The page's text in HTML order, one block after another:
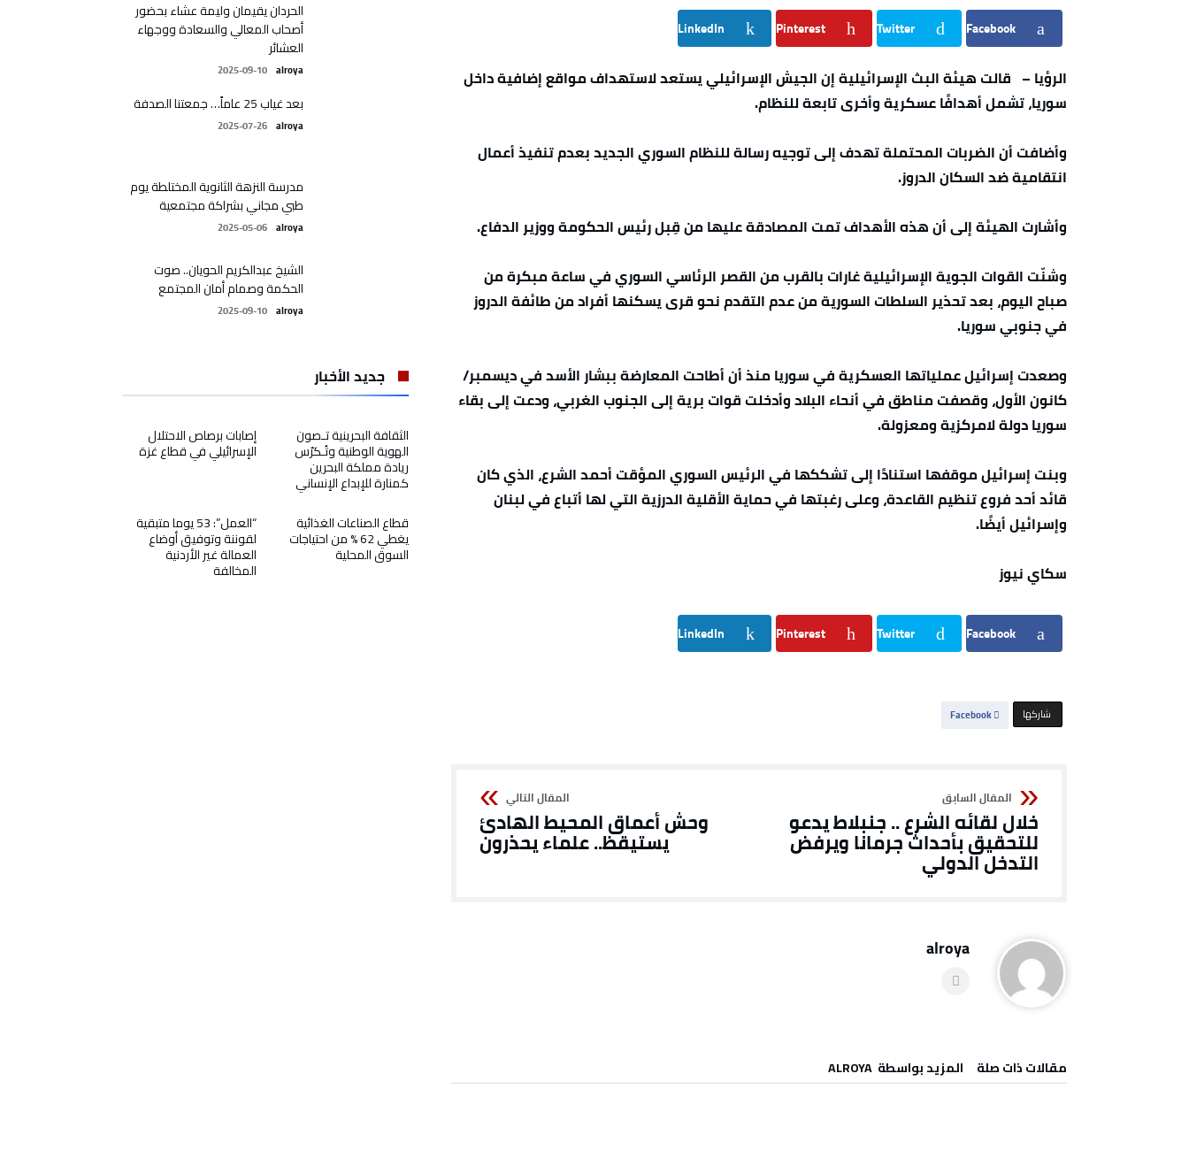
Facebook
Twitter
Pinterest
LinkedIn
الرؤيا – قالت هيئة البث الإسرائيلية إن الجيش الإسرائيلي يستعد لاستهداف مواقع إضافية داخل
سوريا، تشمل أهدافًا عسكرية وأخرى تابعة للنظام.
وأضافت أن الضربات المحتملة تهدف إلى توجيه رسالة للنظام السوري الجديد بعدم تنفيذ أعمال
انتقامية ضد السكان الدروز.
وأشارت الهيئة إلى أن هذه الأهداف تمت المصادقة عليها من قِبل رئيس الحكومة ووزير الدفاع.
وشنّت القوات الجوية الإسرائيلية غارات بالقرب من القصر الرئاسي السوري في ساعة مبكرة من
صباح اليوم، بعد تحذير السلطات السورية من عدم التقدم نحو قرى يسكنها أفراد من طائفة الدروز
في جنوبي سوريا.
وصعدت إسرائيل عملياتها العسكرية في سوريا منذ أن أطاحت المعارضة ببشار الأسد في ديسمبر/
كانون الأول، وقصفت مناطق في أنحاء البلاد وأدخلت قوات برية إلى الجنوب الغربي، ودعت إلى بقاء
سوريا دولة لامركزية ومعزولة.
وبنت إسرائيل موقفها استنادًا إلى تشككها في الرئيس السوري المؤقت أحمد الشرع، الذي كان
قائد أحد فروع تنظيم القاعدة، وعلى رغبتها في حماية الأقلية الدرزية التي لها أتباع في لبنان
وإسرائيل أيضًا.
سكاي نيوز
Facebook
Twitter
Pinterest
LinkedIn
‫‫ شاركها‬ Facebook
خلال لقائه الشرع .. جنبلاط يدعو
للتحقيق بأحداث جرمانا ويرفض
التدخل الدولي
وحش أعماق المحيط الهادئ
يستيقظ.. علماء يحذرون
alroya
‫مقالات ذات صلة‬ ‫‫المزيد بواسطة‬ ‬ ALROYA
الحردان يقيمان وليمة عشاء بحضور
أصحاب المعالي والسعادة ووجهاء
العشائر
alroya
2025-09-10
بعد غياب 25 عاماً… جمعتنا الصدفة
alroya
2025-07-26
مدرسة النزهة الثانوية المختلطة يوم
طبي مجاني بشراكة مجتمعية
alroya
2025-05-06
الشيخ عبدالكريم الحويان.. صوت
الحكمة وصمام أمان المجتمع
alroya
2025-09-10
جديد الأخبار
إصابات برصاص الاحتلال
الإسرائيلي في قطاع غزة
الثقافة البحرينية تـصون
الهوية الوطنية وتُـكرّس
ريادة مملكة البحرين
كمنارة للإبداع الإنساني
“العمل”: 53 يوما متبقية
لقوننة وتوفيق أوضاع
العمالة غير الأردنية
المخالفة
قطاع الصناعات الغذائية
يغطي 62 % من احتياجات
السوق المحلية